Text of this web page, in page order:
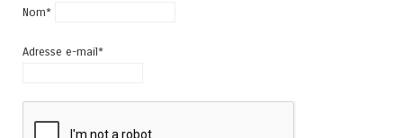
Nom*
Adresse e-mail*